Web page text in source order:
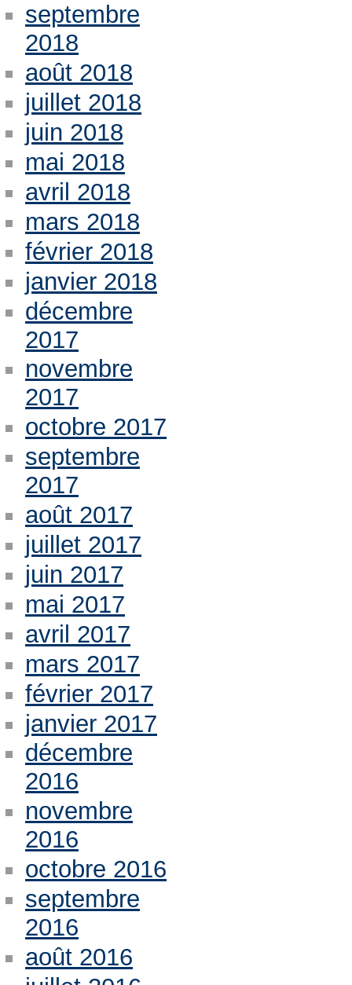
septembre
2018
août 2018
juillet 2018
juin 2018
mai 2018
avril 2018
mars 2018
février 2018
janvier 2018
décembre
2017
novembre
2017
octobre 2017
septembre
2017
août 2017
juillet 2017
juin 2017
mai 2017
avril 2017
mars 2017
février 2017
janvier 2017
décembre
2016
novembre
2016
octobre 2016
septembre
2016
août 2016